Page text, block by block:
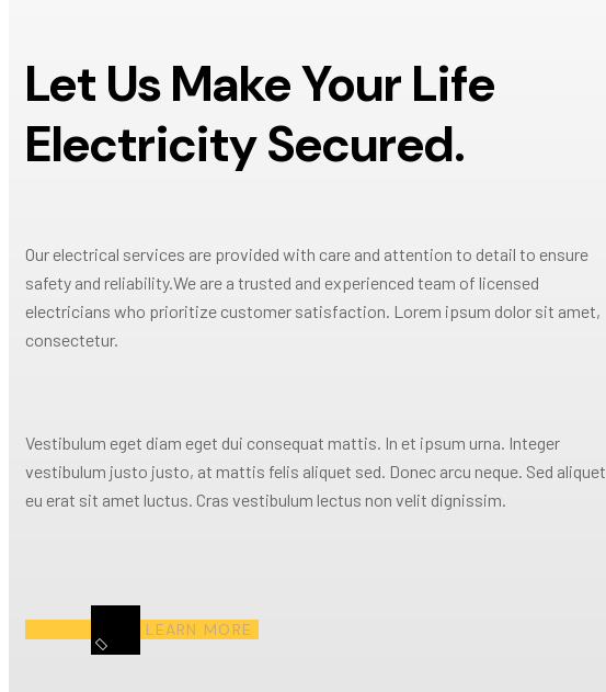
Let Us Make Your Life
Electricity Secured.
Our electrical services are provided with care and attention to detail to ensure
safety and reliability.We are a trusted and experienced team of licensed
electricians who prioritize customer satisfaction. Lorem ipsum dolor sit amet,
consectetur.
Vestibulum eget diam eget dui consequat mattis. In et ipsum urna. Integer
vestibulum justo justo, at mattis felis aliquet sed. Donec arcu neque. Sed aliquet
eu erat sit amet luctus. Cras vestibulum lectus non velit dignissim.
LEARN MORE